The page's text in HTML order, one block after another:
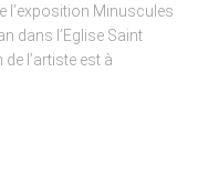
l’exposition Minuscules
dans l’Eglise Saint
l’artiste est à